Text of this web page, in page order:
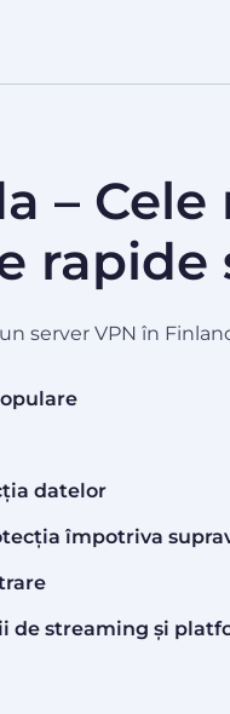
– Cele
rapide
server VPN în
datelor
împotriva
de streaming și